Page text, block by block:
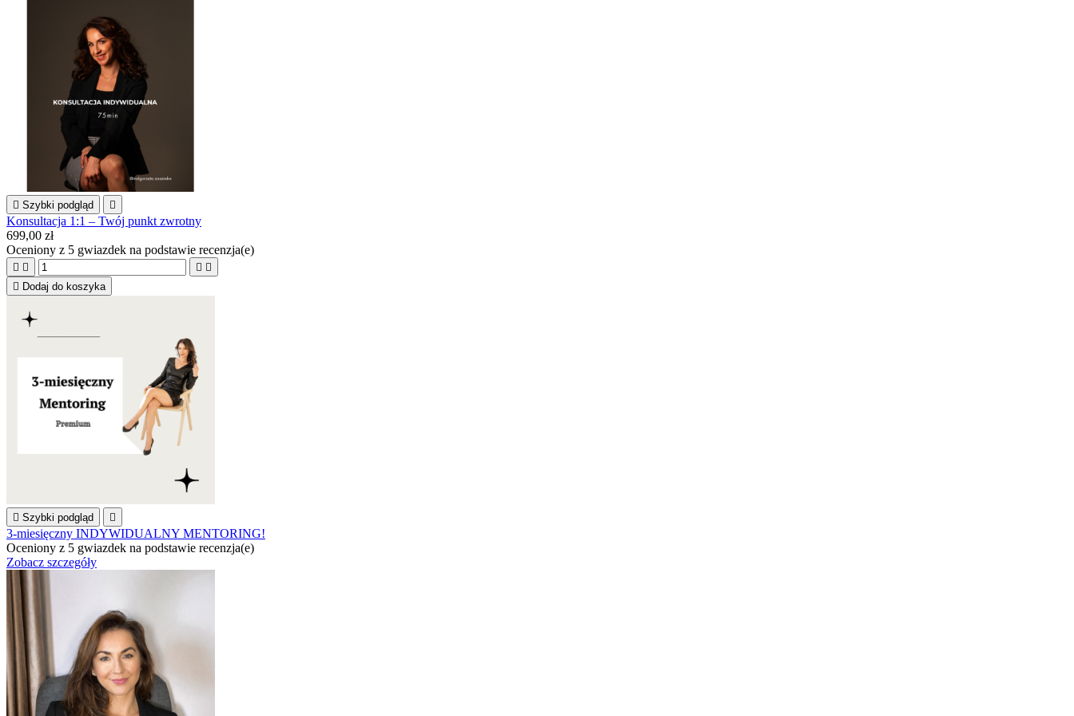
 Szybki podgląd 
Konsultacja 1:1 – Twój punkt zwrotny
699,00 zł
Oceniony z 5 gwiazdek na podstawie recenzja(e)
   
 Dodaj do koszyka
 Szybki podgląd 
3-miesięczny INDYWIDUALNY MENTORING!
Oceniony z 5 gwiazdek na podstawie recenzja(e)
Zobacz szczegóły